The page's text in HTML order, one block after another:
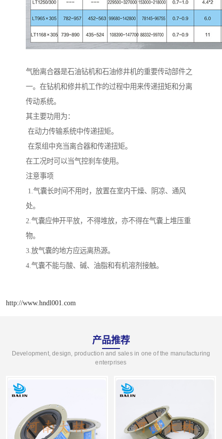
气胎离合器是石油钻机和石油修井机的重要传动部件之
一。在钻机和修井机工作的过程中用来传递扭矩和分离
传动系统。
其主要功用为：
在动力传输系统中传递扭矩。
在泵组中充当离合器和传递扭矩。
在工况时可以当气控刹车使用。
注意事项
1.气囊长时间不用时，放置在室内干燥、阴凉、通风
处。
2.气囊应伸开平放，不得堆放，亦不得在气囊上堆压重
物。
3.放气囊的地方应远离热源。
4.气囊不能与酸、碱、油脂和有机溶剂接触。
http://www.hndl001.com
产品推荐
Development, design, production and sales in one of the manufacturing
enterprises